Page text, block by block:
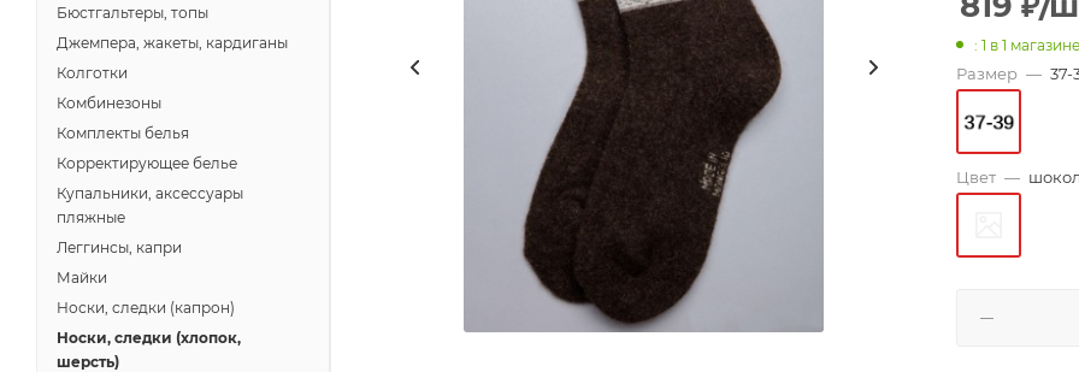
: 1 в 1 магазине
Размер — 37-
Цвет —
Бюстгальтеры, топы
Джемпера, жакеты, кардиганы
Колготки
Комбинезоны
Комплекты белья
Корректирующее белье
Купальники, аксессуары
пляжные
Леггинсы, капри
Майки
Носки, следки (капрон)
Носки, следки (хлопок,
шерсть)